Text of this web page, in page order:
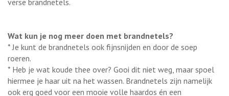
Wat kun je nog meer doen met brandnetels?
* Je kunt de brandnetels ook fijnsnijden en door de soep
roeren.
* Heb je wat koude thee over? Gooi dit niet weg, maar spoel
hiermee je haar uit na het wassen. Brandnetels zijn namelijk
ook erg goed voor een mooie volle haardos én een